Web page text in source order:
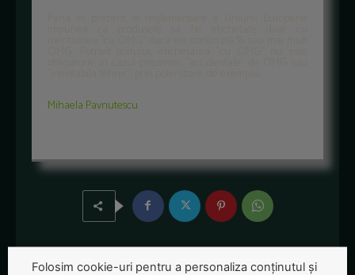
Mihaela Pavnutescu
Folosim cookie-uri pentru a personaliza conținutul și